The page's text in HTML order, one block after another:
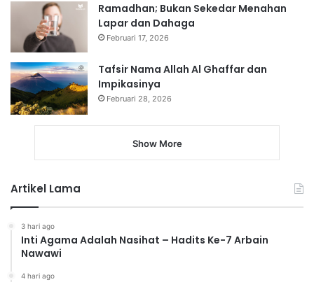
Ramadhan; Bukan Sekedar Menahan
Lapar dan Dahaga
Februari 17, 2026
Tafsir Nama Allah Al Ghaffar dan
Impikasinya
Februari 28, 2026
Show More
Artikel Lama
3 hari ago
Inti Agama Adalah Nasihat – Hadits Ke-7 Arbain
Nawawi
4 hari ago